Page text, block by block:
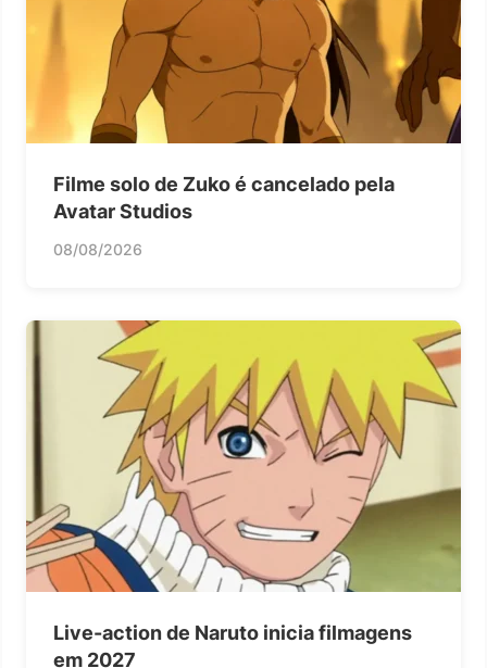
Filme solo de Zuko é cancelado pela
Avatar Studios
08/08/2026
Live-action de Naruto inicia filmagens
em 2027